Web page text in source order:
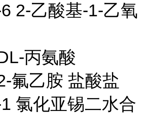
2-乙酸基-1-乙氧
丙氨酸
氟乙胺 盐酸盐
氯化亚锡二水合